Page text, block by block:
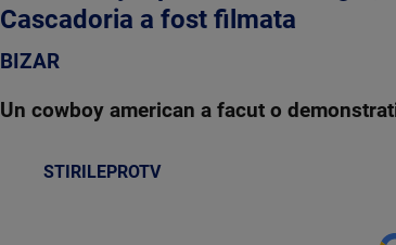
Cascadoria a fost filmata
BIZAR
Un cowboy american a facut o
STIRILEPROTV